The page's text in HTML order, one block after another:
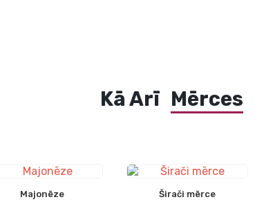
Kā Arī Mērces
Majonēze Širači mērce